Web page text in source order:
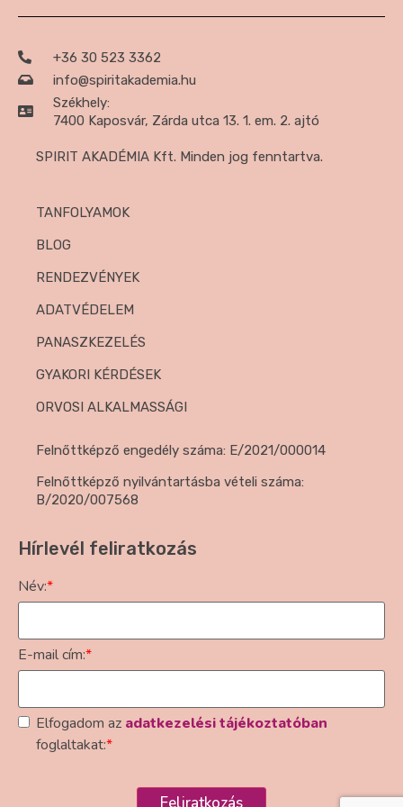
+36 30 523 3362
info@spiritakademia.hu
Székhely:
7400 Kaposvár, Zárda utca 13. 1. em. 2. ajtó
SPIRIT AKADÉMIA Kft. Minden jog fenntartva.
TANFOLYAMOK
BLOG
RENDEZVÉNYEK
ADATVÉDELEM
PANASZKEZELÉS
GYAKORI KÉRDÉSEK
ORVOSI ALKALMASSÁGI
Felnőttképző engedély száma: E/2021/000014
Felnőttképző nyilvántartásba vételi száma:
B/2020/007568
Hírlevél feliratkozás
Név:*
E-mail cím:*
Elfogadom az adatkezelési tájékoztatóban
foglaltakat:*